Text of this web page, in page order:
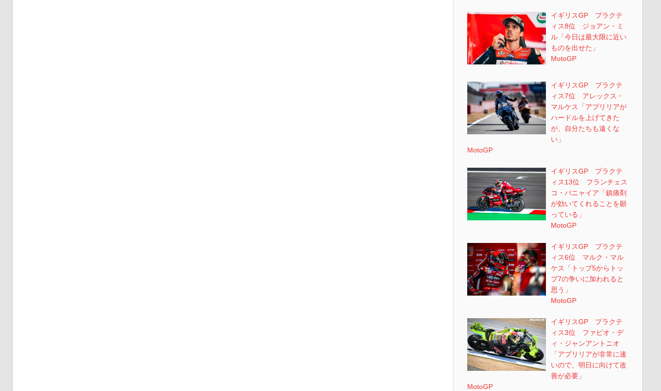
イギリスGP プラクテ
ィス8位 ジョアン・ミ
ル「今日は最大限に近い
ものを出せた」
MotoGP
イギリスGP プラクテ
ィス7位 アレックス・
マルケス「アプリリアが
ハードルを上げてきた
が、自分たちも遠くな
い」
MotoGP
イギリスGP プラクテ
ィス13位 フランチェス
コ・バニャイア「鎮痛剤
が効いてくれることを願
っている」
MotoGP
イギリスGP プラクテ
ィス6位 マルク・マル
ケス「トップ5からトッ
プ7の争いに加われると
思う」
MotoGP
イギリスGP プラクテ
ィス3位 ファビオ・デ
ィ・ジャンアントニオ
「アプリリアが非常に速
いので、明日に向けて改
善が必要」
MotoGP